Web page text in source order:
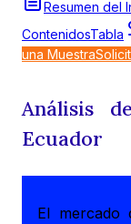
Resumen del
ContenidosTabla
una Muestra
Análisis
Ecuador
El mercado